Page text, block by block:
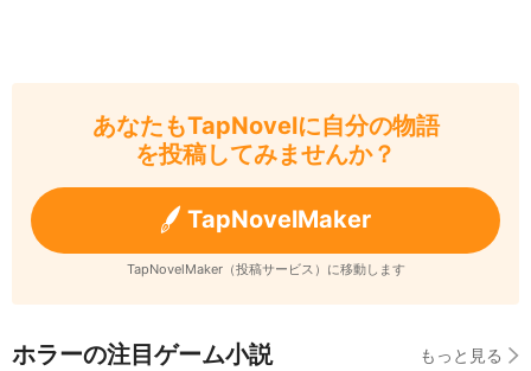
あなたもTapNovelに自分の物語
を投稿してみませんか？
TapNovelMaker
TapNovelMaker（投稿サービス）に移動します
ホラーの注目ゲーム小説 もっと見る